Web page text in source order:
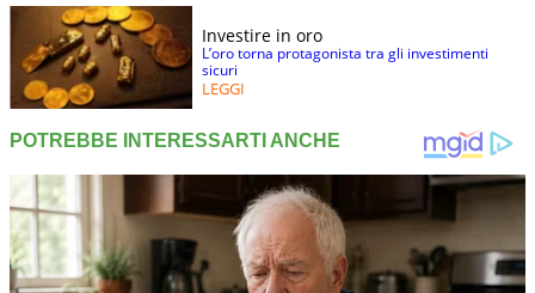
Investire in oro
L’oro torna protagonista tra gli investimenti
sicuri
LEGGI